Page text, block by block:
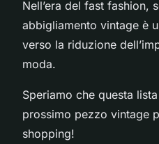
Nell’era del fast fashion,
abbigliamento vintage è
verso la riduzione
moda.
Speriamo che questa
prossimo pezzo vintage
shopping!